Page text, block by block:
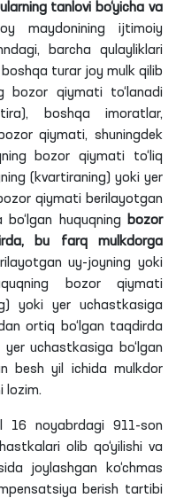
tanlovi bo‘yicha va
maydonining ijtimoiy
barcha qulayliklari
turar joy mulk qilib
bozor qiymati to‘lanadi
boshqa imoratlar,
qiymati, shuningdek
bozor qiymati to‘liq
(kvartiraning) yoki yer
qiymati berilayotgan
huquqning
bozor
bu farq mulkdorga
uy-joyning yoki
bozor qiymati
yoki yer uchastkasiga
ortiq bo‘lgan taqdirda
uchastkasiga bo‘lgan
besh yil ichida mulkdor
lozim.
16 noyabrdagi 911-son
olib qo‘yilishi va
joylashgan ko‘chmas
berish tartibi